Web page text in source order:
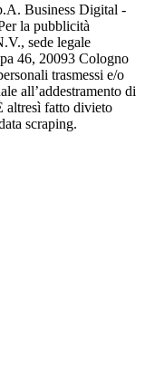
Business Digital -
la pubblicità
sede legale
46, 20093 Cologno
trasmessi e/o
all’addestramento di
altresì fatto divieto
scraping.